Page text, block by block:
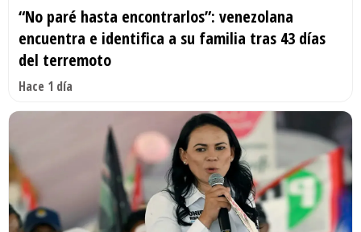
“No paré hasta encontrarlos”: venezolana
encuentra e identifica a su familia tras 43 días
del terremoto
Hace 1 día